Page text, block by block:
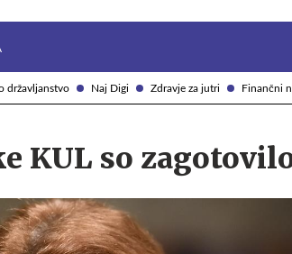
državljanstvo Naj Digi Zdravje za jutri Finančni
KUL so